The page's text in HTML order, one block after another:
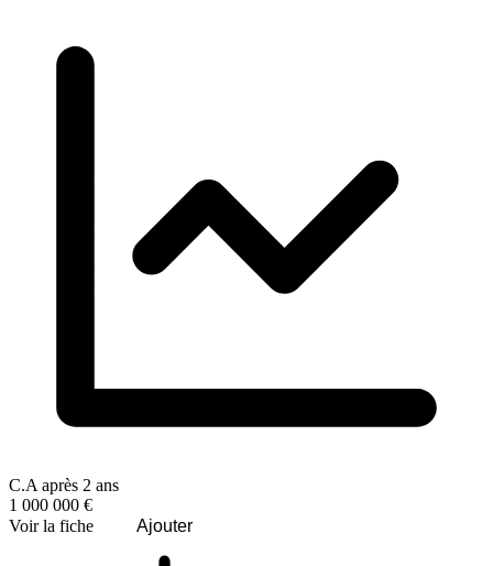
C.A après 2 ans
1 000 000 €
Voir la fiche
Ajouter